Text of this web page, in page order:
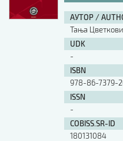
АУТОР /
Тања
UDK
-
ISBN
978-86-7379-
ISSN
-
COBISS.SR-ID
180131084